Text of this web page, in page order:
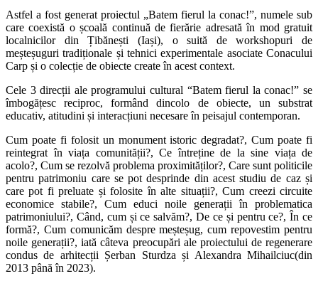
Astfel a fost generat proiectul „Batem fierul la conac!”, numele sub
care coexistă o școală continuă de fierărie adresată în mod gratuit
localnicilor din Țibănești (Iași), o suită de workshopuri de
meșteșuguri tradiționale și tehnici experimentale asociate Conacului
Carp și o colecție de obiecte create în acest context.
Cele 3 direcții ale programului cultural “Batem fierul la conac!” se
îmbogățesc reciproc, formând dincolo de obiecte, un substrat
educativ, atitudini și interacțiuni necesare în peisajul contemporan.
Cum poate fi folosit un monument istoric degradat?, Cum poate fi
reintegrat în viața comunității?, Ce întreține de la sine viața de
acolo?, Cum se rezolvă problema proximităților?, Care sunt politicile
pentru patrimoniu care se pot desprinde din acest studiu de caz și
care pot fi preluate și folosite în alte situații?, Cum creezi circuite
economice stabile?, Cum educi noile generații în problematica
patrimoniului?, Când, cum și ce salvăm?, De ce și pentru ce?, În ce
formă?, Cum comunicăm despre meșteșug, cum repovestim pentru
noile generații?, iată câteva preocupări ale proiectului de regenerare
condus de arhitecții Șerban Sturdza și Alexandra Mihailciuc(din
2013 până în 2023).